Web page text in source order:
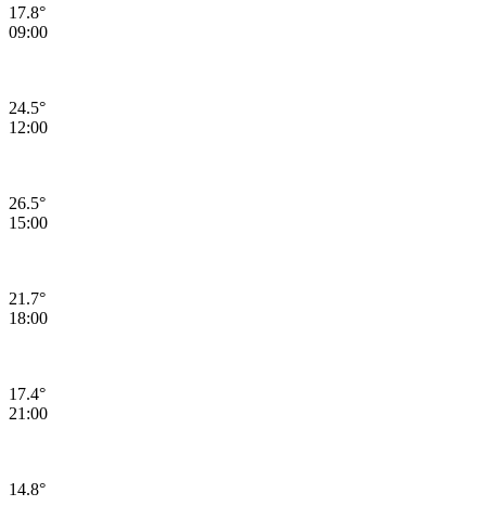
17.8°
09:00
24.5°
12:00
26.5°
15:00
21.7°
18:00
17.4°
21:00
14.8°